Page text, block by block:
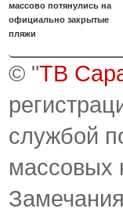
массово потянулись на
официально закрытые
пляжи
© "ТВ
службой
массовых